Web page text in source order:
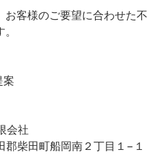
お客様のご要望に合わせた不
案
会社
柴田町船岡南２丁目１−１